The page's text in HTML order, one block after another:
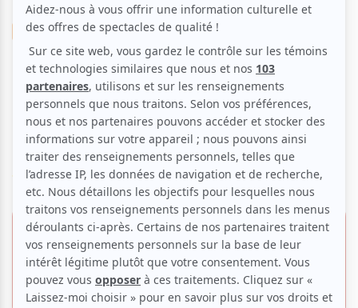
Conte Contemporain
Les Dimanches du conte
Les Dimanches du conte |
Sans dessus, sans sourds!
Voir les avis -->
19 avril 2026 -
19h30
Bar le Jockey
1309, rue Saint-Zotique E.,
Montréal
Offre VIP
15.00 $
Invitation gratuite